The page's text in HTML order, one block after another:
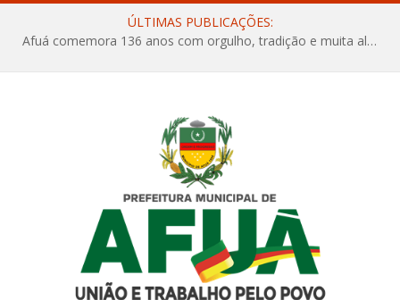
ÚLTIMAS PUBLICAÇÕES:
Afuá comemora 136 anos com orgulho, tradição e muita alegria na Quadra Dr. Nelson Salomão